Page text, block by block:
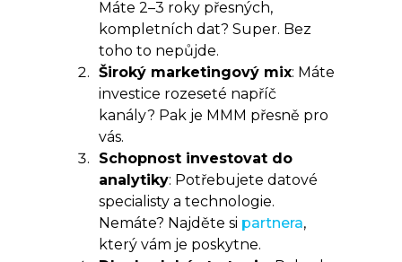
Máte 2–3 roky přesných,
kompletních dat? Super. Bez
toho to nepůjde.
Široký marketingový mix: Máte
investice rozeseté napříč
kanály? Pak je MMM přesně pro
vás.
Schopnost investovat do
analytiky: Potřebujete datové
specialisty a technologie.
Nemáte? Najděte si partnera,
který vám je poskytne.